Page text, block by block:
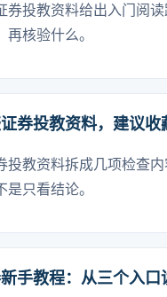
券投教资料给出入门阅
再核验什么。
券投教资料，建议收
投教资料拆成几项检查
是只看结论。
手教程：从三个入口